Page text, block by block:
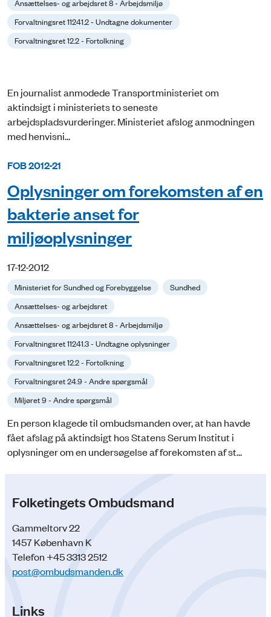
Ansættelses- og arbejdsret 8 - Arbejdsmiljø
Forvaltningsret 11241.2 - Undtagne dokumenter
Forvaltningsret 12.2 - Fortolkning
En journalist anmodede Transportministeriet om
aktindsigt i ministeriets to seneste
arbejdspladsvurderinger. Ministeriet afslog anmodningen
med henvisni...
FOB 2012-21
Oplysninger om forekomsten af en
bakterie anset for
miljøoplysninger
17-12-2012
Ministeriet for Sundhed og Forebyggelse
Sundhed
Ansættelses- og arbejdsret
Ansættelses- og arbejdsret 8 - Arbejdsmiljø
Forvaltningsret 11241.3 - Undtagne oplysninger
Forvaltningsret 12.2 - Fortolkning
Forvaltningsret 24.9 - Andre spørgsmål
Miljøret 9 - Andre spørgsmål
En person klagede til ombudsmanden over, at han havde
fået afslag på aktindsigt hos Statens Serum Institut i
oplysninger om en undersøgelse af forekomsten af st...
Folketingets Ombudsmand
Gammeltorv 22
1457 København K
Telefon +45 3313 2512
post@ombudsmanden.dk
Links